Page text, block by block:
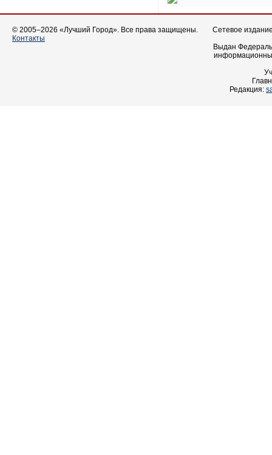
© 2005–2026 «Лучший Город». Все права защищены.
Контакты
Сетевое
Выдан
Редакция: